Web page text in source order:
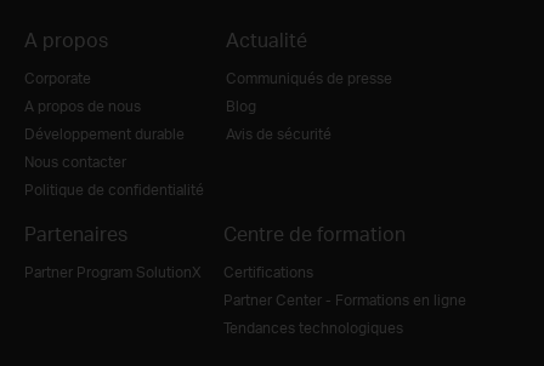
A propos
Corporate
A propos de nous
Développement durable
Nous contacter
Politique de confidentialité
Actualité
Communiqués de presse
Blog
Avis de sécurité
Partenaires
Partner Program SolutionX
Centre de formation
Certifications
Partner Center - Formations en ligne
Tendances technologiques